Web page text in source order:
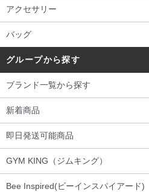
アクセサリー
バッグ
グループから探す
ブランド一覧から探す
新着商品
即日発送可能商品
GYM KING（ジムキング）
Bee Inspired(ビーインスパイアード)